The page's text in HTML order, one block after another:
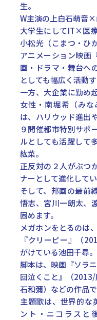
生。
W主演の上白石萌音×
大学生にしてIT×医
小松光（こまつ・ひ
アニメーション映画
画・ドラマ・舞台へ
としても幅広く活動
一方、大企業に勤め
女性・南堀希（み
は、ハリウッド進出
９開催都市特別サポ
ルとしても活躍して
紘菜。
正反対の２人がぶつ
ナーとして進化して
そして、邦画の最前
悟志、宮川一朗太、
固めます。
メガホンをとるのは
『クリーピー』（
がけている池田千尋。
脚本は、映画『ソラ
回泣くこと』（
石和彌）などの作品
主題歌は、世界的な
ント・ニコラスと